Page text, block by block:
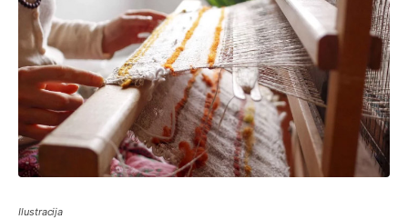
Ilustracija